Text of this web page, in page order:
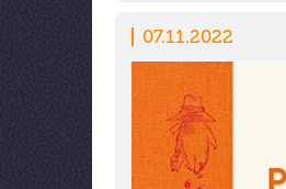
07.11.2022